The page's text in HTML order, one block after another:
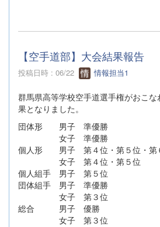
【空手道部】大会結果報告
投稿日時 : 06/22 情報担当1
群馬県高等学校空手道選手権がおこ
果となりました。
団体形 男子 準優勝
女子 準優勝
個人形 男子 第４位・第５位・第
女子 第４位・第５位
個人組手 男子 第５位
団体組手 男子 準優勝
女子 第３位
総合 男子 優勝
女子 第３位